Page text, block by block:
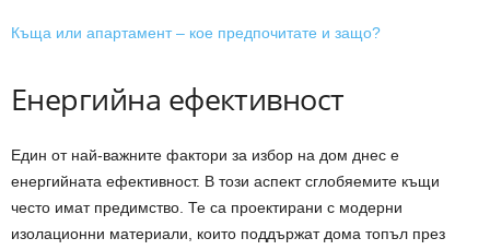
Къща или апартамент – кое предпочитате и защо?
Енергийна ефективност
Един от най-важните фактори за избор на дом днес е
енергийната ефективност. В този аспект сглобяемите къщи
често имат предимство. Те са проектирани с модерни
изолационни материали, които поддържат дома топъл през